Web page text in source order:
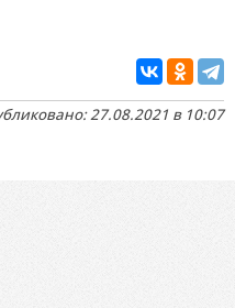
27.08.2021 в 10:07